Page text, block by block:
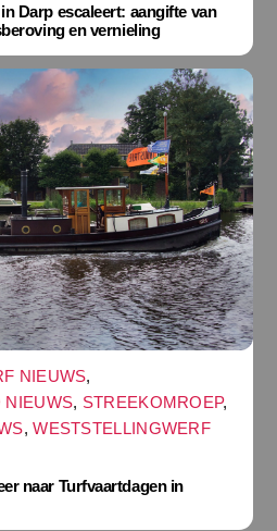
Darp escaleert: aangifte van
en vernieling
NIEUWS,
NIEUWS, STREEKOMROEP,
,WESTSTELLINGWERF
naar Turfvaartdagen in